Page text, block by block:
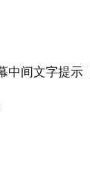
间文字提